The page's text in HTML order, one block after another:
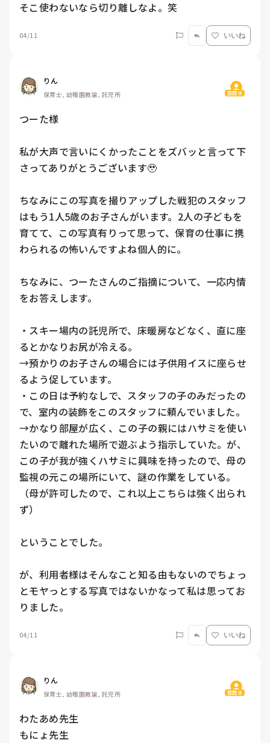
そこ使わないなら切り離しなよ。笑
04/11 いいね
りん
保育士, 幼稚園教諭, 託児所 質問主
つーた様
私が大声で言いにくかったことをズバッと言って下
さってありがとうございます🥹
ちなみにこの写真を撮りアップした戦犯のスタッフ
はもう1人5歳のお子さんがいます。2人の子どもを
育てて、この写真有りって思って、保育の仕事に携
わられるの怖いんですよね個人的に。
ちなみに、つーたさんのご指摘について、一応内情
をお答えします。
・スキー場内の託児所で、床暖房などなく、直に座
るとかなりお尻が冷える。
→預かりのお子さんの場合には子供用イスに座らせ
るよう促しています。
・この日は予約なしで、スタッフの子のみだったの
で、室内の装飾をこのスタッフに頼んでいました。
→かなり部屋が広く、この子の親にはハサミを使い
たいので離れた場所で遊ぶよう指示していた。が、
この子が我が強くハサミに興味を持ったので、母の
監視の元この場所にいて、謎の作業をしている。
（母が許可したので、これ以上こちらは強く出られ
ず）
ということでした。
が、利用者様はそんなこと知る由もないのでちょっ
とモヤっとする写真ではないかなって私は思ってお
りました。
04/11 いいね
りん
保育士, 幼稚園教諭, 託児所 質問主
わたあめ先生
もにょ先生